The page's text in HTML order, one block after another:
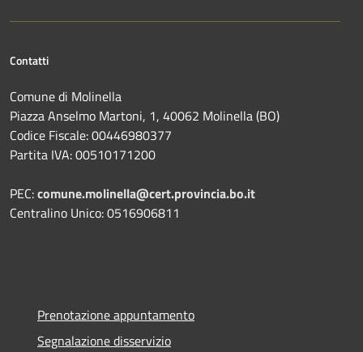
Contatti
Comune di Molinella
Piazza Anselmo Martoni, 1, 40062 Molinella (BO)
Codice Fiscale: 00446980377
Partita IVA: 00510171200
PEC:comune.molinella@cert.provincia.bo.it
Centralino Unico: 0516906811
Prenotazione appuntamento
Segnalazione disservizio